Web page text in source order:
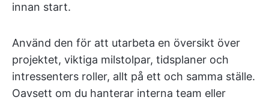
innan start.
Använd den för att utarbeta en översikt över
projektet, viktiga milstolpar, tidsplaner och
intressenters roller, allt på ett och samma ställe.
Oavsett om du hanterar interna team eller